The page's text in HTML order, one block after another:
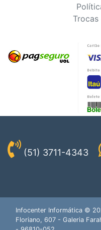
(51) 3711-4343
Infocenter Informática ©
Floriano, 607 - Galeria